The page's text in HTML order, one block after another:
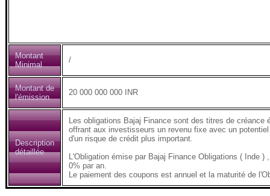
Montant
Minimal
/
Montant de
l'émission
20 000 000 000 INR
Description
détaillée
Les obligations Bajaj Finance sont des titres de
offrant aux investisseurs un revenu fixe avec un
d'un risque de crédit plus important.
L'Obligation émise par Bajaj Finance Obligations ( Inde
0% par an.
Le paiement des coupons est annuel et la maturité de